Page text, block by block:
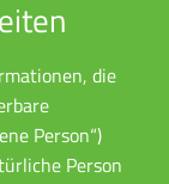
die
Person“)
Person